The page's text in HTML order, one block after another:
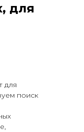
для
для
поиск